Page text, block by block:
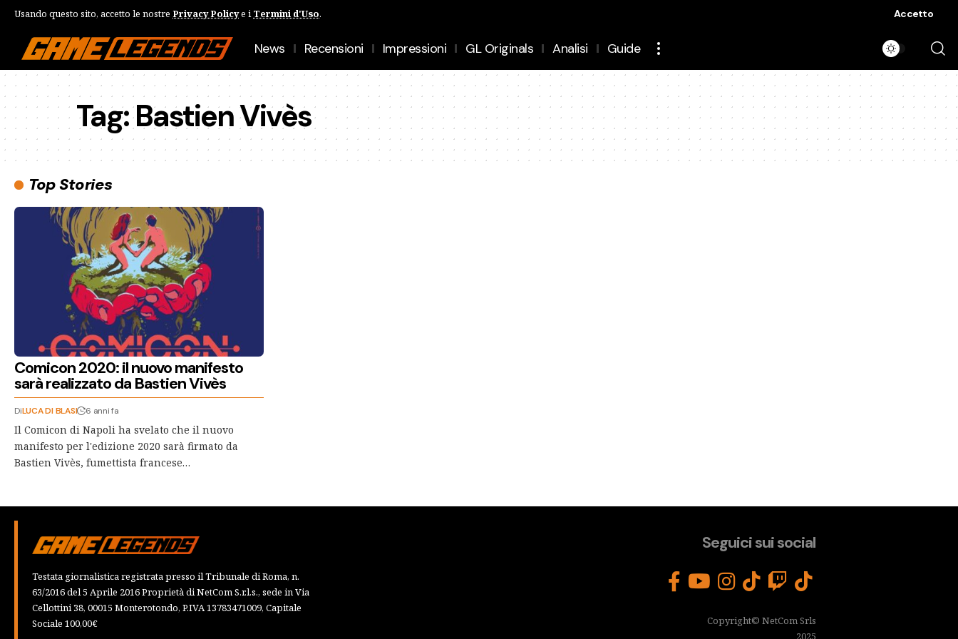
Usando questo sito, accetto le nostre Privacy Policye i Termini d'Uso. Accetto
News Recensioni Impressioni GL Originals Analisi Guide
Tag:Bastien Vivès
Top Stories
Comicon 2020: il nuovo manifesto
sarà realizzato da Bastien Vivès
DiLUCA DI BLASI 6 anni fa
Il Comicon di Napoli ha svelato che il nuovo
manifesto per l'edizione 2020 sarà firmato da
Bastien Vivès, fumettista francese…
Testata giornalistica registrata presso il Tribunale di Roma, n.
63/2016 del 5 Aprile 2016 Proprietà di NetCom S.r.l.s., sede in Via
Cellottini 38, 00015 Monterotondo, P.IVA 13783471009, Capitale
Sociale 100,00€
Seguici sui social
Copyright© NetCom Srls
2025